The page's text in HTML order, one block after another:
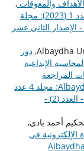
والمعوقات ,
Albaydha University Journal: مجلد 5 عدد 1 (2023): مجلة
الإصدار الثاني عشر
دور
الإبداعية
المراجعة
Albaydha University Journal: مجلد 4 عدد
2 (2022): مجلة جامعة البيضاء - المجلد (4) - العدد (2) -
و صفاء عبدالحكيم أحمد بادي,
الإلكترونية في
Albaydha